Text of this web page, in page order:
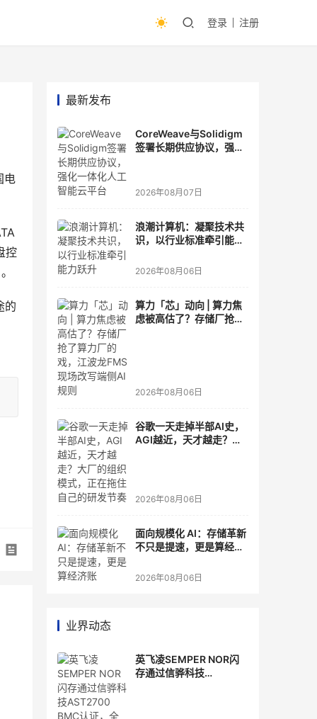
登录 注册
电
控
的
最新发布
CoreWeave与Solidigm
签署长期供应协议，强化
2026年08月07日
浪潮计算机：凝聚技术共
识，以行业标准牵引能力
2026年08月06日
算力「芯」动向 | 算力焦
虑被高估了？存储厂抢了
2026年08月06日
谷歌一天走掉半部AI史，
AGI越近，天才越走？大
2026年08月06日
面向规模化 AI：存储革新
不只是提速，更是算经济
2026年08月06日
业界动态
英飞凌SEMPER NOR闪
存通过信骅科技